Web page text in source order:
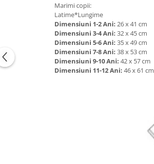
Marimi copii:
Latime*Lungime
Dimensiuni 1-2 Ani: 26 x 41 cm
Dimensiuni 3-4 Ani: 32 x 45 cm
Dimensiuni 5-6 Ani: 35 x 49 cm
Dimensiuni 7-8 Ani: 38 x 53 cm
Dimensiuni 9-10 Ani: 42 x 57 cm
Dimensiuni 11-12 Ani: 46 x 61 cm